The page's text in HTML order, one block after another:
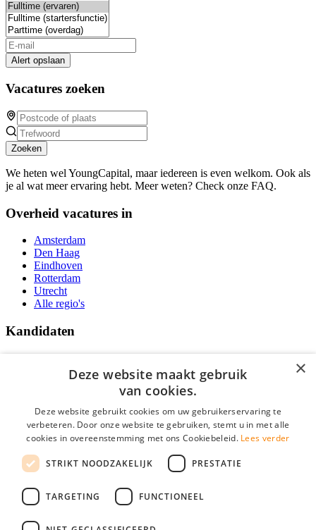
Alert opslaan
Vacatures zoeken
Zoeken
We heten wel YoungCapital, maar iedereen is even welkom. Ook als
je al wat meer ervaring hebt. Meer weten? Check onze FAQ.
Overheid vacatures in
Amsterdam
Den Haag
Eindhoven
Rotterdam
Utrecht
Alle regio's
Kandidaten
Vacatures
Over Vacatures Overheid Online
YoungCapital IOS App
YoungCapital Android App
Hoofdkantoor Hoofddorp
Social
×
Deze website maakt gebruik
van cookies.
Deze website gebruikt cookies om uw gebruikerservaring te
verbeteren. Door onze website te gebruiken, stemt u in met alle
cookies in overeenstemming met ons Cookiebeleid. Lees verder
STRIKT NOODZAKELIJK PRESTATIE
TARGETING FUNCTIONEEL